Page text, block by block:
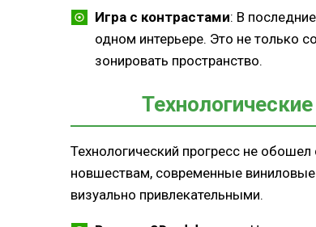
Игра с контрастами: В
одном интерьере. Это не только
зонировать пространство.
Технологический прогресс не
новшествам, современные
визуально привлекательными.